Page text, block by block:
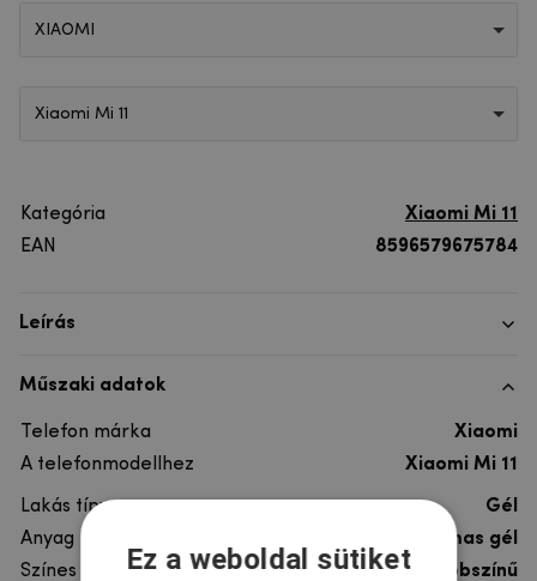
XIAOMI
Xiaomi Mi 11
Kategória
Xiaomi Mi 11
EAN
8596579675784
Leírás
Műszaki adatok
Telefon márka
Xiaomi
A telefonmodellhez
Xiaomi Mi 11
Lakás típusa
Gél
Anyag
rugalmas gél
Színes
többszínű
Ez a weboldal sütiket